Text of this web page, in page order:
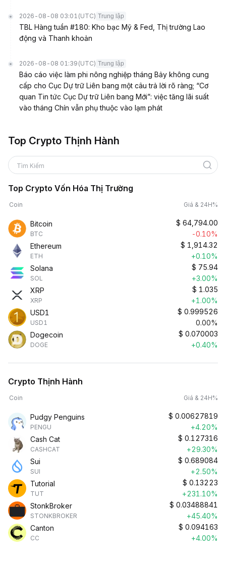
2026-08-08 03:01 (UTC) Trung lập
TBL Hàng tuần #180: Kho bạc Mỹ & Fed, Thị trường Lao
động và Thanh khoản
2026-08-08 01:39 (UTC) Trung lập
Báo cáo việc làm phi nông nghiệp tháng Bảy không cung
cấp cho Cục Dự trữ Liên bang một câu trả lời rõ ràng; “Cơ
quan Tin tức Cục Dự trữ Liên bang Mới”: việc tăng lãi suất
vào tháng Chín vẫn phụ thuộc vào lạm phát
Top Crypto Thịnh Hành
Tìm Kiếm
Top Crypto Vốn Hóa Thị Trường
Coin Giá & 24H%
Bitcoin
BTC
$ 64,794.00
-0.10%
Ethereum
ETH
$ 1,914.32
+0.10%
Solana
SOL
$ 75.94
+3.00%
XRP
XRP
$ 1.035
+1.00%
USD1
USD1
$ 0.999526
0.00%
Dogecoin
DOGE
$ 0.070003
+0.40%
Crypto Thịnh Hành
Coin Giá & 24H%
Pudgy Penguins
PENGU
$ 0.00627819
+4.20%
Cash Cat
CASHCAT
$ 0.127316
+29.30%
Sui
SUI
$ 0.689084
+2.50%
Tutorial
TUT
$ 0.13223
+231.10%
StonkBroker
STONKBROKER
$ 0.03488841
+45.40%
Canton
CC
$ 0.094163
+4.00%